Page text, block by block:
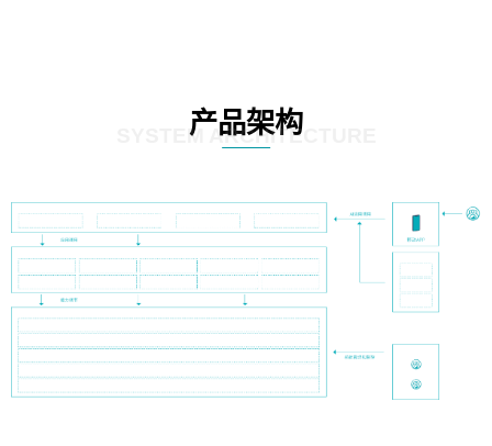
产品架构
SYSTEM ARCHITECTURE